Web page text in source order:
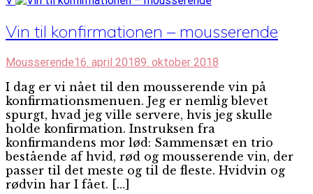
Vin til konfirmationen – mousserende
Mousserende16. april 20189. oktober 2018
I dag er vi nået til den mousserende vin på
konfirmationsmenuen. Jeg er nemlig blevet
spurgt, hvad jeg ville servere, hvis jeg skulle
holde konfirmation. Instruksen fra
konfirmandens mor lød: Sammensæt en trio
bestående af hvid, rød og mousserende vin, der
passer til det meste og til de fleste. Hvidvin og
rødvin har I fået. […]